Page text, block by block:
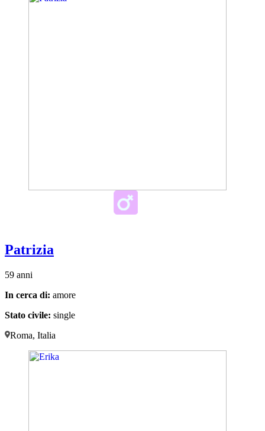
Patrizia
59 anni
In cerca di: amore
Stato civile: single
Roma, Italia